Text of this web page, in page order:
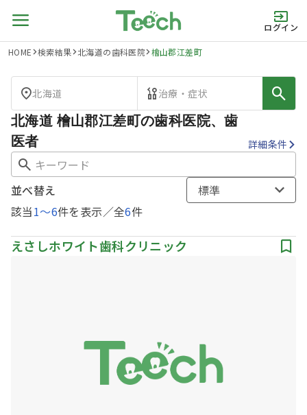
ログイン
HOME 検索結果 北海道の歯科医院 檜山郡江差町
北海道 治療・症状
北海道 檜山郡江差町の歯科医院、歯
医者
詳細条件
該当1〜6件を表示／全6件
並べ替え 標準
えさしホワイト歯科クリニック